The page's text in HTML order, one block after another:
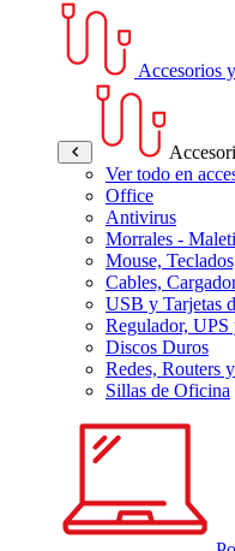
Accesorios
Ver todo en
Office
Antivirus
Morrales -
Mouse,
Cables,
USB y Tarjetas
Regulador,
Discos Duros
Redes, Routers
Sillas de Oficina